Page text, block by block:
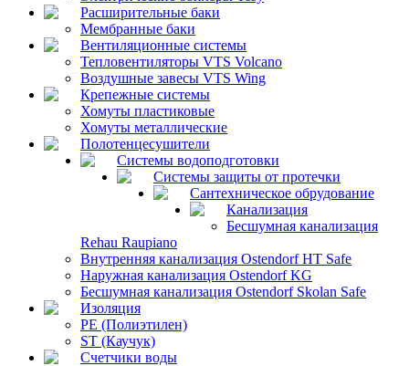
Расширительные баки
Мембранные баки
Вентиляционные системы
Тепловентиляторы VTS Volcano
Воздушные завесы VTS Wing
Крепежные системы
Хомуты пластиковые
Хомуты металлические
Полотенцесушители
Системы водоподготовки
Системы защиты от протечки
Сантехническое обрудование
Канализация
Бесшумная канализация
Rehau Raupiano
Внутренняя канализация Ostendorf HT Safe
Наружная канализация Ostendorf KG
Бесшумная канализация Ostendorf Skolan Safe
Изоляция
PE (Полиэтилен)
ST (Каучук)
Счетчики воды